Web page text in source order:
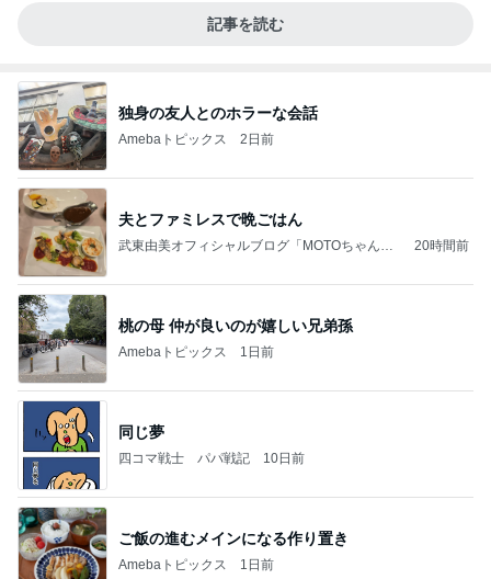
記事を読む
独身の友人とのホラーな会話
Amebaトピックス 2日前
夫とファミレスで晩ごはん
武東由美オフィシャルブログ「MOTOちゃんと
20時間前
桃の母 仲が良いのが嬉しい兄弟孫
Amebaトピックス 1日前
同じ夢
四コマ戦士 パパ戦記 10日前
ご飯の進むメインになる作り置き
Amebaトピックス 1日前